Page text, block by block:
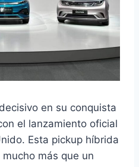
en su conquista
el lanzamiento oficial
Esta pickup híbrida
más que un